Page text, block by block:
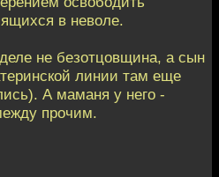
в неволе.
не безотцовщина, а сын
линии там еще
А маманя у него -
прочим.